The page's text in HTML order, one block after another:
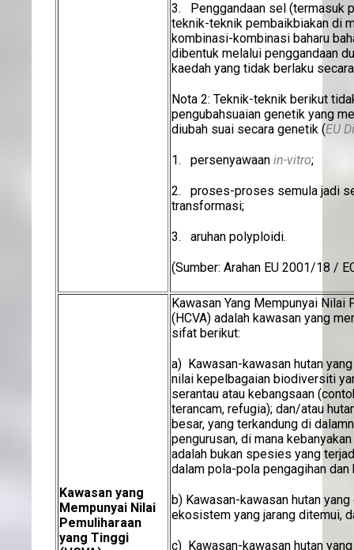
3. Penggandaan sel (termasuk
teknik-teknik pembaikbiakan di
kombinasi-kombinasi baharu
dibentuk melalui penggandaan
kaedah yang tidak berlaku
Nota 2: Teknik-teknik berikut
pengubahsuaian genetik yang
diubah suai secara genetik (EU
1. persenyawaan in-vitro;
2. proses-proses semula jadi
transformasi;
3. aruhan polyploidi.
(Sumber: Arahan EU 2001/18 /
Kawasan yang
Mempunyai Nilai
Pemuliharaan
yang Tinggi
Kawasan Yang Mempunyai Nilai
(HCVA) adalah kawasan yang
sifat berikut:
a) Kawasan-kawasan hutan
nilai kepelbagaian biodiversiti
serantau atau kebangsaan
terancam, refugia); dan/atau
besar, yang terkandung di
pengurusan, di mana
adalah bukan spesies yang
dalam pola-pola pengagihan
b) Kawasan-kawasan hutan
ekosistem yang jarang ditemui,
c) Kawasan-kawasan hutan